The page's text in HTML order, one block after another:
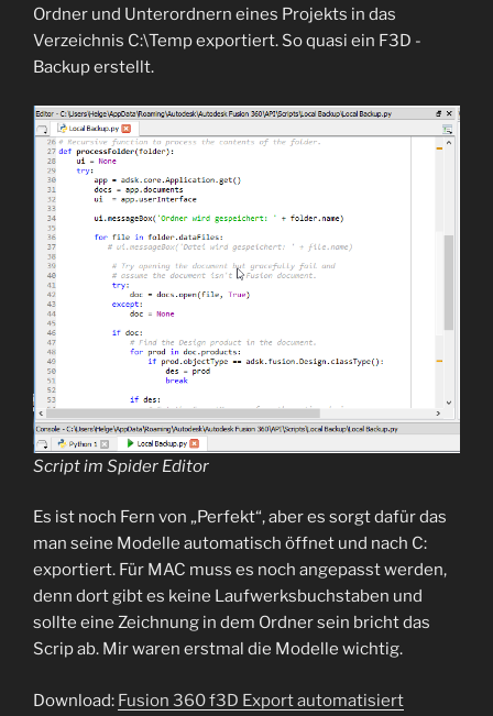
Ordner und Unterordnern eines Projekts in das
Verzeichnis C:\Temp exportiert. So quasi ein F3D -
Backup erstellt.
Script im Spider Editor
Es ist noch Fern von „Perfekt“, aber es sorgt dafür das
man seine Modelle automatisch öffnet und nach C:
exportiert. Für MAC muss es noch angepasst werden,
denn dort gibt es keine Laufwerksbuchstaben und
sollte eine Zeichnung in dem Ordner sein bricht das
Scrip ab. Mir waren erstmal die Modelle wichtig.
Download: Fusion 360 f3D Export automatisiert